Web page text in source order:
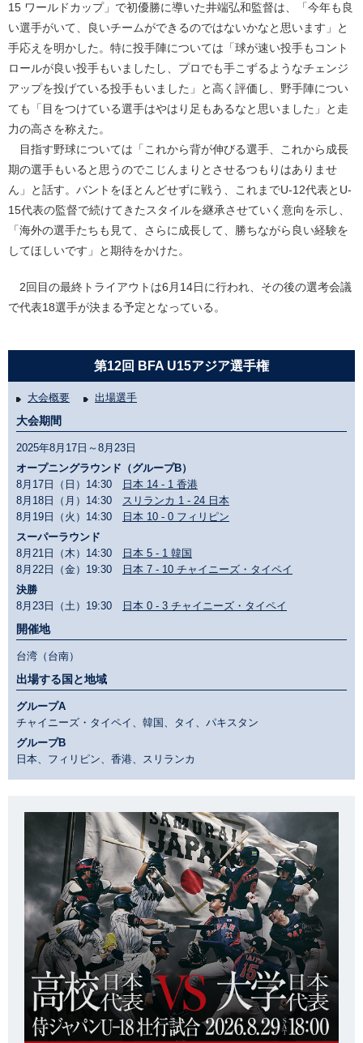
15 ワールドカップ」で初優勝に導いた井端弘和監督は、「今年も良
い選手がいて、良いチームができるのではないかなと思います」と
手応えを明かした。特に投手陣については「球が速い投手もコント
ロールが良い投手もいましたし、プロでも手こずるようなチェンジ
アップを投げている投手もいました」と高く評価し、野手陣につい
ても「目をつけている選手はやはり足もあるなと思いました」と走
力の高さを称えた。
目指す野球については「これから背が伸びる選手、これから成長
期の選手もいると思うのでこじんまりとさせるつもりはありませ
ん」と話す。バントをほとんどせずに戦う、これまでU-12代表とU-
15代表の監督で続けてきたスタイルを継承させていく意向を示し、
「海外の選手たちも見て、さらに成長して、勝ちながら良い経験を
してほしいです」と期待をかけた。
2回目の最終トライアウトは6月14日に行われ、その後の選考会議
で代表18選手が決まる予定となっている。
第12回 BFA U15アジア選手権
大会概要 出場選手
大会期間
2025年8月17日～8月23日
オープニングラウンド（グループB）
8月17日（日）14:30
日本 14 - 1 香港
8月18日（月）14:30 スリランカ 1 - 24 日本
8月19日（火）14:30
日本 10 - 0 フィリピン
スーパーラウンド
8月21日（木）14:30
日本 5 - 1 韓国
8月22日（金）19:30
日本 7 - 10 チャイニーズ・タイペイ
決勝
8月23日（土）19:30
日本 0 - 3 チャイニーズ・タイペイ
開催地
台湾（台南）
出場する国と地域
グループA
チャイニーズ・タイペイ、韓国、タイ、パキスタン
グループB
日本、フィリピン、香港、スリランカ